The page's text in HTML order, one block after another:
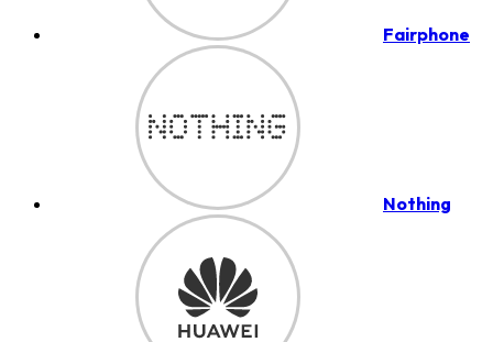
Fairphone
Nothing